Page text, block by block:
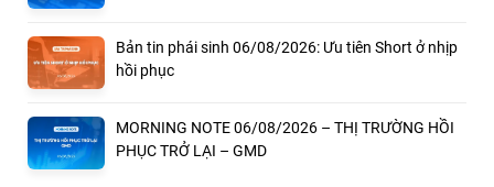
Bản tin phái sinh 06/08/2026: Ưu tiên Short ở nhịp
hồi phục
MORNING NOTE 06/08/2026 – THỊ TRƯỜNG HỒI
PHỤC TRỞ LẠI – GMD